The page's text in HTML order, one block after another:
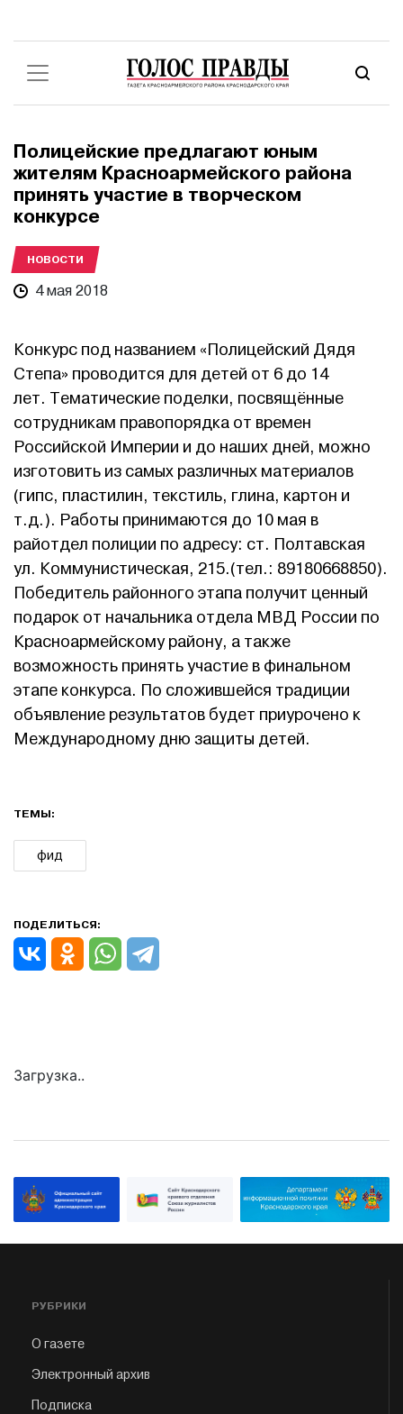
Полицейские предлагают юным
жителям Красноармейского района
принять участие в творческом
конкурсе
НОВОСТИ
4 мая 2018
Конкурс под названием «Полицейский Дядя
Степа» проводится для детей от 6 до 14
лет. Тематические поделки, посвящённые
сотрудникам правопорядка от времен
Российской Империи и до наших дней, можно
изготовить из самых различных материалов
(гипс, пластилин, текстиль, глина, картон и
т.д.). Работы принимаются до 10 мая в
райотдел полиции по адресу: ст. Полтавская
ул. Коммунистическая, 215.(тел.: 89180668850).
Победитель районного этапа получит ценный
подарок от начальника отдела МВД России по
Красноармейскому району, а также
возможность принять участие в финальном
этапе конкурса. По сложившейся традиции
объявление результатов будет приурочено к
Международному дню защиты детей.
ТЕМЫ:
фид
ПОДЕЛИТЬСЯ:
Загрузка..
РУБРИКИ
О газете
Электронный архив
Подписка